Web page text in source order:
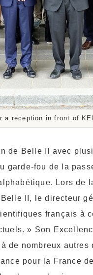
a reception in front of
de Belle II avec
garde-fou de la
Lors de
II, le directeur
français à
» Son
de nombreux
pour la France